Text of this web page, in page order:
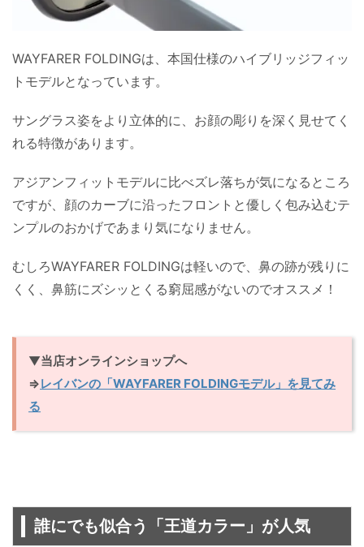
WAYFARER FOLDINGは、本国仕様のハイブリッジフィッ
トモデルとなっています。
サングラス姿をより立体的に、お顔の彫りを深く見せてく
れる特徴があります。
アジアンフィットモデルに比べズレ落ちが気になるところ
ですが、顔のカーブに沿ったフロントと優しく包み込むテ
ンプルのおかげであまり気になりません。
むしろWAYFARER FOLDINGは軽いので、鼻の跡が残りに
くく、鼻筋にズシッとくる窮屈感がないのでオススメ！
▼当店オンラインショップへ
⇒レイバンの「WAYFARER FOLDINGモデル」を見てみ
る
誰にでも似合う「王道カラー」が人気